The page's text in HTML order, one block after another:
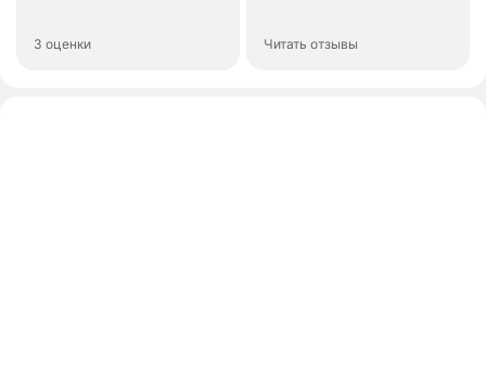
3 оценки Читать отзывы